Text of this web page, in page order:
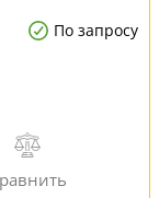
По запросу